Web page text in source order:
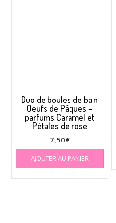
Duo de boules de bain
Oeufs de Pâques –
parfums Caramel et
Pétales de rose
7,50€
AJOUTER AU PANIER